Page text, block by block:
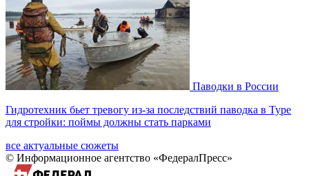
Паводки в России
Гидротехник бьет тревогу из-за последствий паводка в Туре
для стройки: поймы должны стать парками
все актуальные сюжеты
© Информационное агентство «ФедералПресс»